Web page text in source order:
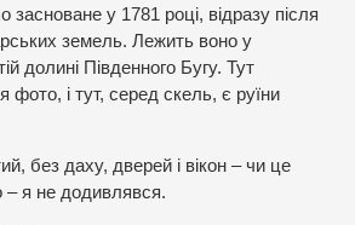
у 1781 році, відразу після
земель. Лежить воно у
долині Південного Бугу. Тут
фото, і тут, серед скель, є руїни
без даху, дверей і вікон – чи це
– я не додивлявся.